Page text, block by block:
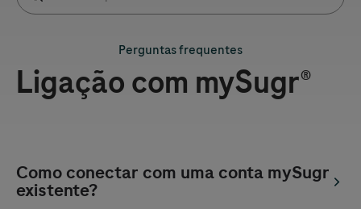
Perguntas frequentes
Ligação com mySugr®
Como conectar com uma conta mySugr
existente?